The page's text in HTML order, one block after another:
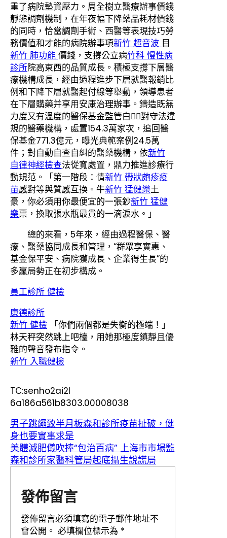
重了病院墊資壓力。周全樹立醫療辦事價錢
靜態調劑機制，在年夜幅下降藥品耗材價錢
的同時，恰當調劑手術、西醫等表現技巧勞
務價值和才能的病院辦事項新竹 超音波 目
新竹 肺功能 價錢，支撐公立病竹科 慢性病
診所院高東西的品質成長。積極支撐下層醫
療機構成長，經由過程進步下層就醫報銷比
例和下降下層就醫起付線等舉動，領導患者
在下層購藥并享用安康治理辦事。鑄造既無
力度又有溫度的醫保基金監管白，對守法違
規的醫藥機構，處置154.3萬家次，追回醫
保基金771.3億元，曝光典範案例24.5萬
件；對自動自查自糾的醫藥機構，依新竹
自律神經檢查法從寬處置，鼎力推進診療行
動規范。「第一階段：情新竹 帶狀皰疹疫
苗感對等與質感互換。牛新竹 猛健樂土
豪，你必須用你最便宜的一張鈔新竹 猛健
樂票，換取張水瓶最貴的一滴淚水。」
總的來看，5年來，經由過程醫保、醫
療、醫藥協同成長和管理，“群眾享實惠、
基金保平安、病院獲成長、企業得生長”的
多贏局勢正在初步構成。
員工診所 健檢
康德診所
新竹 健檢 「你們兩個都是失衡的極端！」
林天秤突然跳上吧檯，用她那極度鎮靜且優
雅的聲音發布指令。
新竹 入職健檢
TC:senho2ai2l
6a186a561b8303.00008038
男子跳繩致半月板森和診所疫苗扯破，健
身也要實事求是
美體減肥儀吹捧“包治百病” 上海市市場監
森和診所家醫科管局起底攝生說謊局
發佈留言
發佈留言必須填寫的電子郵件地址不
會公開。 必填欄位標示為 *